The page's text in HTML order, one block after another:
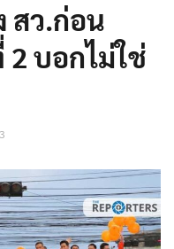
สว.ก่อน
บอกไม่ใช่